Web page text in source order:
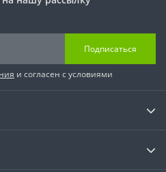
Подписаться
и согласен с условиями